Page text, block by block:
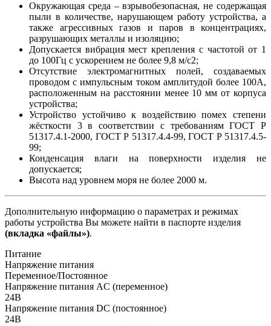
Окружающая среда – взрывобезопасная, не содержащая
пыли в количестве, нарушающем работу устройства, а
также агрессивных газов и паров в концентрациях,
разрушающих металлы и изоляцию;
Допускается вибрация мест крепления с частотой от 1
до 100Гц с ускорением не более 9,8 м/с2;
Отсутствие электромагнитных полей, создаваемых
проводом с импульсным током амплитудой более 100А,
расположенным на расстоянии менее 10 мм от корпуса
устройства;
Устройство устойчиво к воздействию помех степени
жёсткости 3 в соответствии с требованиям ГОСТ Р
51317.4.1-2000, ГОСТ Р 51317.4.4-99, ГОСТ Р 51317.4.5-
99;
Конденсация влаги на поверхности изделия не
допускается;
Высота над уровнем моря не более 2000 м.
Дополнительную информацию о параметрах и режимах
работы устройства Вы можете найти в паспорте изделия
(вкладка «файлы»).
Питание
Напряжение питания
Переменное/Постоянное
Напряжение питания AC (переменное)
24В
Напряжение питания DC (постоянное)
24В